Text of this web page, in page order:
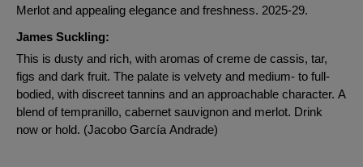
Merlot and appealing elegance and freshness. 2025-29.
James Suckling:
This is dusty and rich, with aromas of creme de cassis, tar,
figs and dark fruit. The palate is velvety and medium- to full-
bodied, with discreet tannins and an approachable character. A
blend of tempranillo, cabernet sauvignon and merlot. Drink
now or hold. (Jacobo García Andrade)